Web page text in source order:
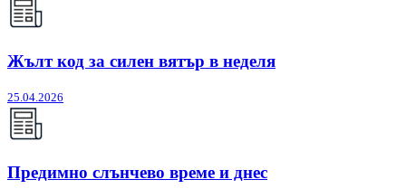
Жълт код за силен вятър в неделя
25.04.2026
Предимно слънчево време и днес